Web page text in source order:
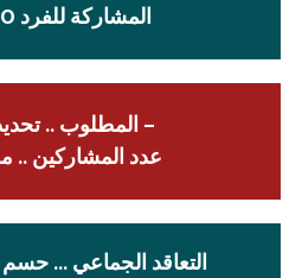
المشاركة للفرد 1450 يورو
- المطلوب ..
عدد المشاركين ..
التعاقد الجماعي … حسم 20% للمشارك